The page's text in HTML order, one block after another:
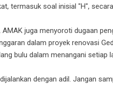
termasuk soal inisial "H",
juga menyoroti dugaan
dalam proyek renovasi
bulu dalam menangani setiap
dengan adil. Jangan